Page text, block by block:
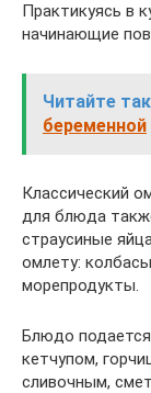
Практикуясь в
начинающие
Читайте
беременной
Классический
для блюда
страусиные
омлету:
морепродукты.
Блюдо
кетчупом,
сливочным,